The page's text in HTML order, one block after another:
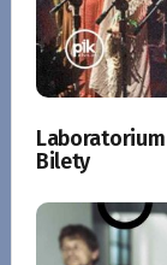
Bilety